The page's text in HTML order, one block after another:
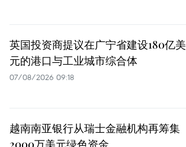
英国投资商提议在广宁省建设180亿美
元的港口与工业城市综合体
07/08/2026 09:18
越南南亚银行从瑞士金融机构再筹集
2000万美元绿色资金